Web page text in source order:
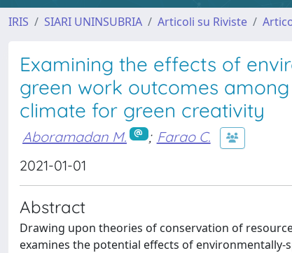
IRIS SIARI UNINSUBRIA Articoli su Riviste
Examining the effects of
green work outcomes
climate for green creativity
Aboramadan M. ; Farao C.
2021-01-01
Abstract
Drawing upon theories of conservation of
examines the potential effects of environmentally-